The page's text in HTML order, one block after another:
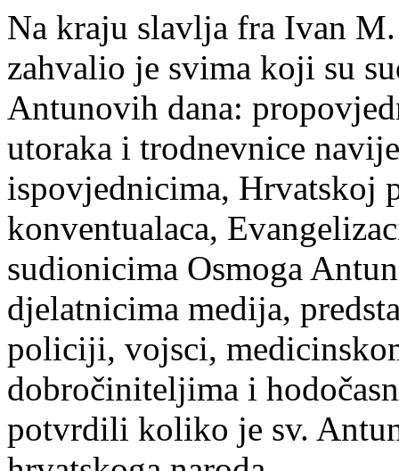
Na kraju slavlja fra Ivan
zahvalio je svima koji su
Antunovih dana:
utoraka i trodnevnice
ispovjednicima, Hrvatskoj
konventualaca,
sudionicima Osmoga
djelatnicima medija,
policiji, vojsci,
dobročiniteljima i
potvrdili koliko je sv.